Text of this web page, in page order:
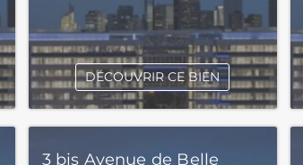
DÉCOUVRIR CE BIEN
3 bis Avenue de Belle